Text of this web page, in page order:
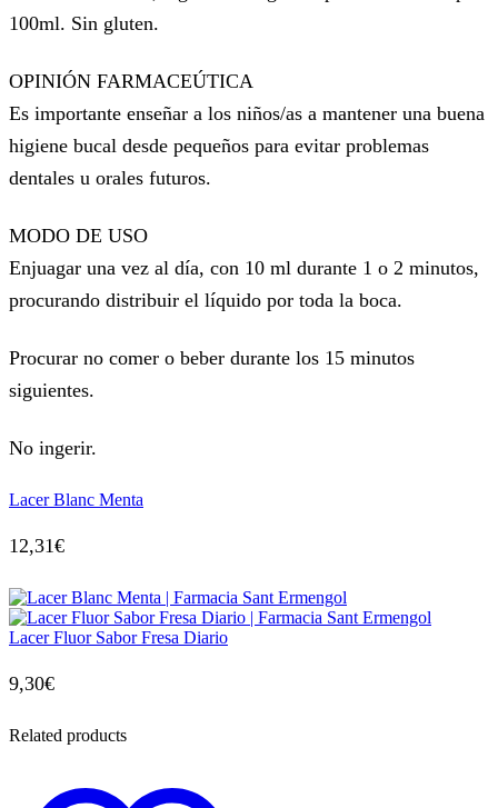
100ml. Sin gluten.
OPINIÓN FARMACEÚTICA
Es importante enseñar a los niños/as a mantener una buena
higiene bucal desde pequeños para evitar problemas
dentales u orales futuros.
MODO DE USO
Enjuagar una vez al día, con 10 ml durante 1 o 2 minutos,
procurando distribuir el líquido por toda la boca.
Procurar no comer o beber durante los 15 minutos
siguientes.
No ingerir.
Lacer Blanc Menta
12,31€
Lacer Fluor Sabor Fresa Diario
9,30€
Related products